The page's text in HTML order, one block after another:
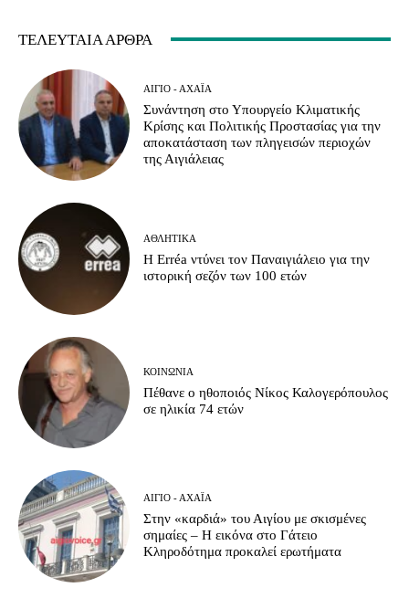
ΤΕΛΕΥΤΑΊΑ ΆΡΘΡΑ
ΑΊΓΙΟ - ΑΧΑΪ́Α
Συνάντηση στο Υπουργείο Κλιματικής
Κρίσης και Πολιτικής Προστασίας για την
αποκατάσταση των πληγεισών περιοχών
της Αιγιάλειας
ΑΘΛΗΤΙΚΆ
Η Erréa ντύνει τον Παναιγιάλειο για την
ιστορική σεζόν των 100 ετών
ΚΟΙΝΩΝΊΑ
Πέθανε ο ηθοποιός Νίκος Καλογερόπουλος
σε ηλικία 74 ετών
ΑΊΓΙΟ - ΑΧΑΪ́Α
Στην «καρδιά» του Αιγίου με σκισμένες
σημαίες – Η εικόνα στο Γάτειο
Κληροδότημα προκαλεί ερωτήματα